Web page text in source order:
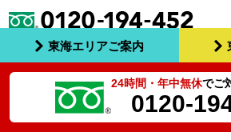
東海エリアご案内
24時間・年中無休でご
0120-
Copyright ©訪問ペット火葬（葬儀・お葬式） オーナ